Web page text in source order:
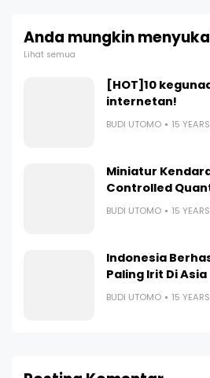
Anda mungkin
Lihat semua
[HOT]10
internetan!
BUDI UTOMO 15
Miniatur
Controlled
BUDI UTOMO 15
Indonesia
Paling Irit Di Asia
BUDI UTOMO 15